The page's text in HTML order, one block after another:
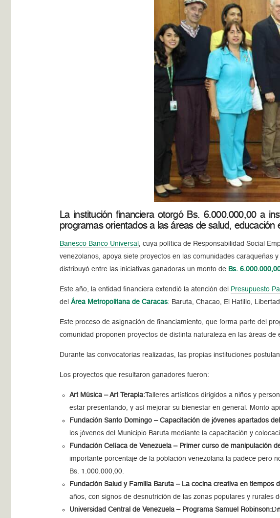
La institución financiera otorgó Bs. 6.000.000,00 a
programas orientados a las áreas de salud, educación
Banesco Banco Universal
, cuya política de Responsabilidad Social
venezolanos, apoya siete proyectos en las comunidades caraqueñas
distribuyó entre las iniciativas ganadoras un monto de Bs.
Este año, la entidad financiera extendió la atención del Presupuesto
delÁrea Metropolitana de Caracas: Baruta, Chacao, El Hatillo,
Este proceso de asignación de financiamiento, que forma parte del
comunidad proponen proyectos de distinta naturaleza en las áreas
Durante las convocatorias realizadas, las propias instituciones
Los proyectos que resultaron ganadores fueron:
Art Música – Art Terapia:Talleres artísticos dirigidos a niños y
estar presentando, y así mejorar su bienestar en general. Monto
Fundación Santo Domingo – Capacitación de jóvenes apartados
los jóvenes del Municipio Baruta mediante la capacitación y
Fundación Celíaca de Venezuela – Primer curso de manipulación
importante porcentaje de la población venezolana la padece pero
Bs. 1.000.000,00.
Fundación Salud y Familia Baruta – La cocina creativa en tiempos
años, con signos de desnutrición de las zonas populares y rurales
Universidad Central de Venezuela – Programa Samuel Robinson: